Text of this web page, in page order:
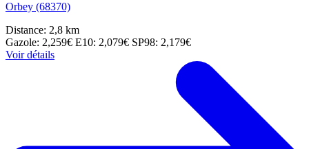
Orbey (68370)
Distance: 2,8 km
Gazole: 2,259€ E10: 2,079€ SP98: 2,179€
Voir détails